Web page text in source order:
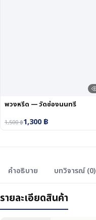
พวงหรีด — วัดช่องนนทรี
1,500฿1,300฿
คำอธิบาย บทวิจารณ์ (0)
รายละเอียดสินค้า